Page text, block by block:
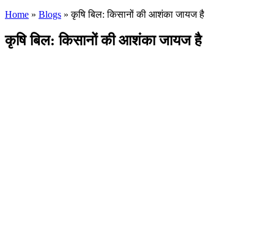
Home » Blogs »कृषि बिल: किसानों की आशंका जायज है
कृषि बिल: किसानों की आशंका जायज है